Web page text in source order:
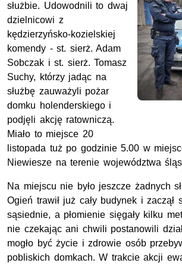
służbie. Udowodnili to dwaj
dzielnicowi z
kędzierzyńsko-kozielskiej
komendy -st. sierż. Adam
Sobczak i st. sierż. Tomasz
Suchy, którzy jadąc na
służbę zauważyli pożar
domku holenderskiego i
podjęli akcję ratowniczą.
Miało to miejsce 20
listopada tuż po godzinie 5.00 w
Niewiesze na terenie województwa
Na miejscu nie było jeszcze żadnych
Ogień trawił już cały budynek i zaczął
sąsiednie, a płomienie sięgały kilku
nie czekając ani chwili postanowili
mogło być życie i zdrowie osób
pobliskich domkach. W trakcie akcji